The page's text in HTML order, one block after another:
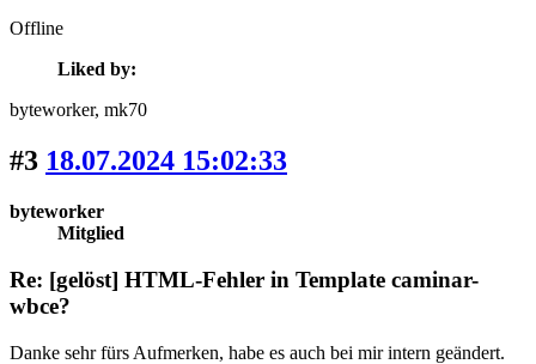
Offline
Liked by:
byteworker, mk70
#3 18.07.2024 15:02:33
byteworker
Mitglied
Re: [gelöst] HTML-Fehler in Template caminar-
wbce?
Danke sehr fürs Aufmerken, habe es auch bei mir intern geändert.